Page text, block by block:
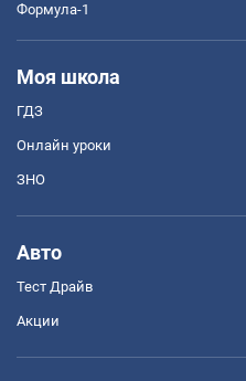
Формула-1
Моя школа
ГДЗ
Онлайн уроки
ЗНО
Авто
Тест Драйв
Акции